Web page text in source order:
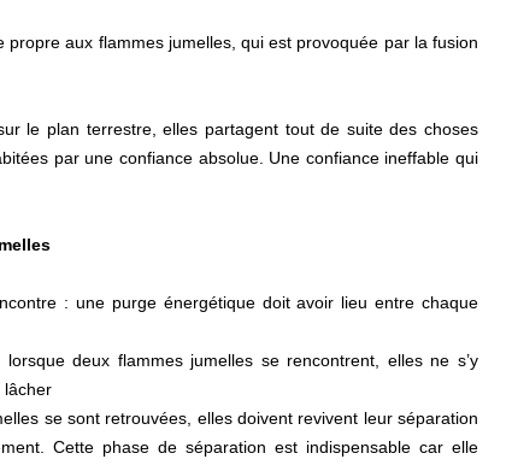
propre aux flammes jumelles, qui est provoquée par la fusion
le plan terrestre, elles partagent tout de suite des choses
par une confiance absolue. Une confiance ineffable qui
: une purge énergétique doit avoir lieu entre chaque
deux flammes jumelles se rencontrent, elles ne s’y
lâcher
se sont retrouvées, elles doivent revivent leur séparation
Cette phase de séparation est indispensable car elle